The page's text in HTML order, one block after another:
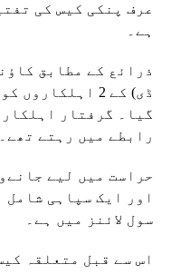
عرف پنکی کیس کی
ہے۔
ذرائع کے مطابق
ڈی) کے 2
گیا۔ گرفتار
رابطے میں رہتے تھے۔
حراست میں لیے
اور ایک سپاہی شامل
سول لائنز میں ہے۔
اس سے قبل متعلقہ